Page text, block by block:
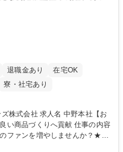
退職金あり
在宅OK
寮・社宅あり
中野本社【お
づくりへ貢献 仕事の内容
ファンを増やしませんか？★≫
していく上で、窓口となるお客